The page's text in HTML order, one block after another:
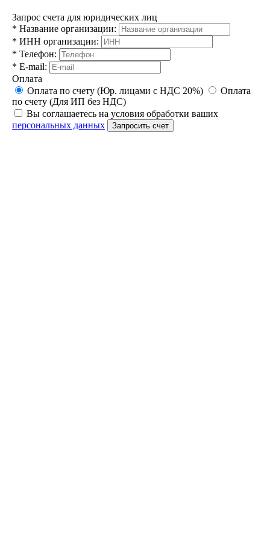
Запрос счета для юридических лиц
* Название организации:
* ИНН организации:
* Телефон:
* E-mail:
Оплата
Оплата по счету (Юр. лицами с НДС 20%)
Оплата
по счету (Для ИП без НДС)
Вы соглашаетесь на условия обработки ваших
персональных данных